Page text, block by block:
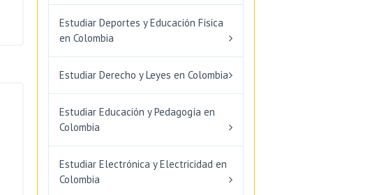
Estudiar Deportes y Educación Física
en Colombia
Estudiar Derecho y Leyes en Colombia
Estudiar Educación y Pedagogía en
Colombia
Estudiar Electrónica y Electricidad en
Colombia